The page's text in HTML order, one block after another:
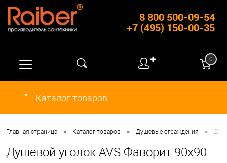
8 800 500-09-54
+7 (495) 150-00-35
✚ 0
Каталог товаров
Главная страница • Каталог товаров • Душевые ограждения •
Душевой уголок AVS Фаворит 90x90